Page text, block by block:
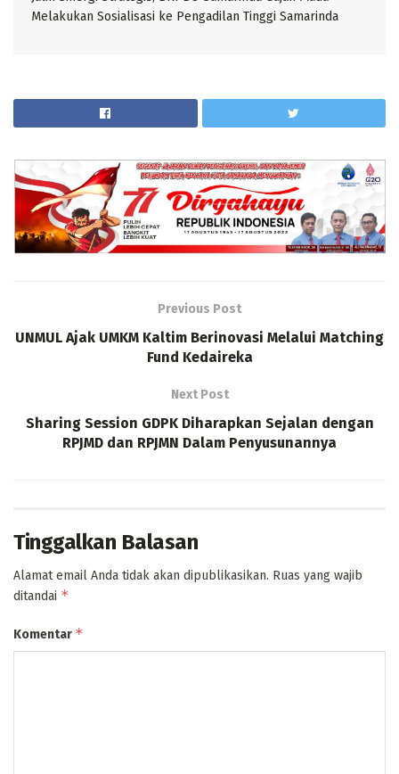
Melakukan Sosialisasi ke Pengadilan Tinggi Samarinda
Previous Post
UNMUL Ajak UMKM Kaltim Berinovasi Melalui Matching
Fund Kedaireka
Next Post
Sharing Session GDPK Diharapkan Sejalan dengan
RPJMD dan RPJMN Dalam Penyusunannya
Tinggalkan Balasan
Alamat email Anda tidak akan dipublikasikan. Ruas yang wajib
ditandai *
Komentar *